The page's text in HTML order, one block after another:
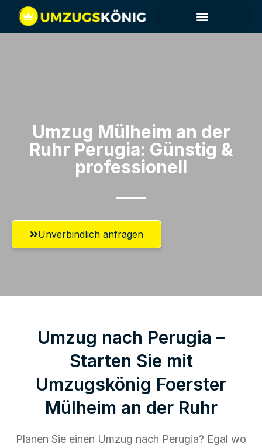
Umzug Mülheim an der
Ruhr​ Perugia: Günstig &
professionell​
Unverbindlich anfragen
Umzug nach Perugia –
Starten Sie mit
Umzugskönig Foerster
Mülheim an der Ruhr
Planen Sie einen Umzug nach Perugia? Egal wo